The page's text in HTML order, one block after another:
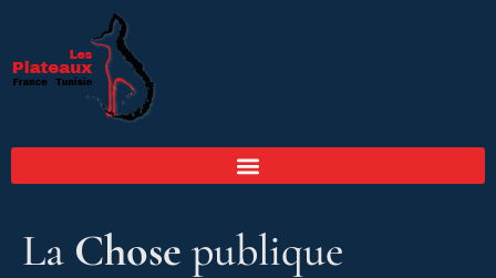
La Chose publique